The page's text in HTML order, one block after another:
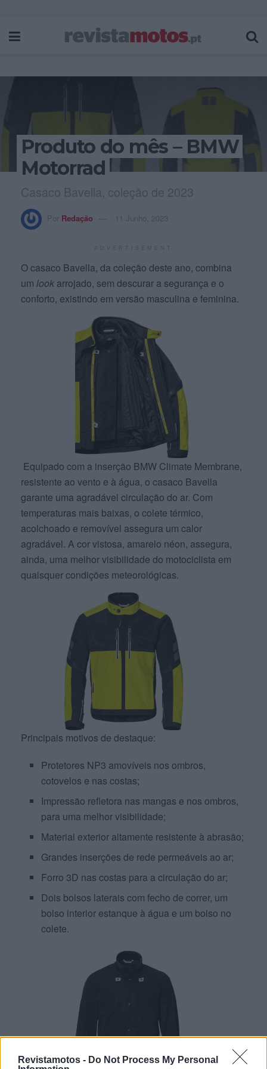
Revistamotos - Do Not Process My Personal
Produto do mês – BMW
Motorrad
Casaco Bavella, coleção de 2023
Por Redação 11 Junho, 2023
O casaco Bavella, da coleção deste ano, combina
um look arrojado, sem descurar a segurança e o
conforto, existindo em versão masculina e feminina.
Equipado com a inserção BMW Climate Membrane,
resistente ao vento e à água, o casaco Bavella
garante uma agradável circulação do ar. Com
temperaturas mais baixas, o colete térmico,
acolchoado e removível assegura um calor
agradável. A cor vistosa, amarelo néon, assegura,
ainda, uma melhor visibilidade do motociclista em
quaisquer condições meteorológicas.
Principais motivos de destaque:
Protetores NP3 amovíveis nos ombros,
cotovelos e nas costas;
Impressão refletora nas mangas e nos ombros,
para uma melhor visibilidade;
Material exterior altamente resistente à abrasão;
Grandes inserções de rede permeáveis ao ar;
Forro 3D nas costas para a circulação do ar;
Dois bolsos laterais com fecho de correr, um
bolso interior estanque à água e um bolso no
colete.